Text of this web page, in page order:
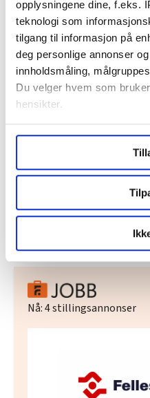
opplysningene dine, f.eks.
teknologi som
tilgang til informasjon på
deg personlige annonser
innholdsmåling,
Du velger hvem som
hensikter.
Undermer infokan du lese
data behandles og
brukes. Du kan hele tiden
samtykke fra erklæringen
LO Medias publikasjoner
og fontene.no bruker
lære hvordan våre
relevant innhold, tilpassede
statistikk.
Vi deler bare informasjon
Nå:4stillingsannonser